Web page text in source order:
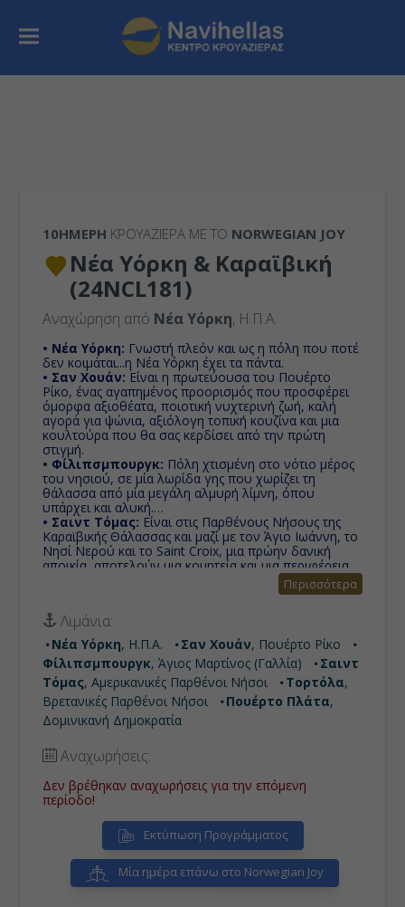
10ΉΜΕΡΗ ΚΡΟΥΑΖΙΕΡΑ ΜΕ ΤΟ NORWEGIAN JOY
Νέα Υόρκη & Καραϊβική
(24NCL181)
Αναχώρηση από Νέα Υόρκη, Η.Π.Α.
• Νέα Υόρκη: Γνωστή πλεόν και ως η πόλη που ποτέ
δεν κοιμάται...η Νέα Υόρκη έχει τα πάντα.
• Σαν Χουάν: Είναι η πρωτεύουσα του Πουέρτο
Ρίκο, ένας αγαπημένος προορισμός που προσφέρει
όμορφα αξιοθέατα, ποιοτική νυχτερινή ζωή, καλή
αγορά για ψώνια, αξιόλογη τοπική κουζίνα και μια
κουλτούρα που θα σας κερδίσει από την πρώτη
στιγμή.
• Φίλιπσμπουργκ: Πόλη χτισμένη στο νότιο μέρος
του νησιού, σε μία λωρίδα γης που χωρίζει τη
θάλασσα από μία μεγάλη αλμυρή λίμνη, όπου
υπάρχει και αλυκή.
• Σαιντ Τόμας: Είναι στις Παρθένους Νήσους της
Καραϊβικής Θάλασσας και μαζί με τον Άγιο Ιωάννη, το
Νησί Νερού και το Saint Croix, μια πρώην δανική
αποικία, αποτελούν μια κομητεία και μια περιφέρεια
των αμερικανικών Παρθένων Νήσων μια μη
καταχωρημένη στην επικράτεια Ηνωμένων Πολιτειών.
• Τορτόλα:
πυκνοκατοικημένη από τις Βρετανικές Παρθένες
Νήσους. Τοπική παράδοση αφηγείται οτι ο
Χριστόφορος Κολόμβος ονόμασε το νησί Tortola,
που σημαίνει «τρυγόνι» στα ισπανικά.
• Πουέρτο Πλάτα:Βρίσκεται βόρεια της Δομινικανής
Δημοκρατίας. Είναι η βορειότερη επαρχία της
Δομινικανής Δημοκρατίας και ένα μέρος του βρίσκεται
στους πρόποδες της βόρειας οροσειράς. Είναι τόπος
χάρη στις καλές του παραλίες.
Περισσότερα
Λιμάνια:
Νέα Υόρκη, Η.Π.Α. Σαν Χουάν, Πουέρτο Ρίκο
Φίλιπσμπουργκ, Άγιος Μαρτίνος (Γαλλία)
Σαιντ
Τόμας, Αμερικανικές Παρθένοι Νήσοι Τορτόλα,
Βρετανικές Παρθένοι Νήσοι
Πουέρτο Πλάτα,
Δομινικανή Δημοκρατία
Αναχωρήσεις:
Δεν βρέθηκαν αναχωρήσεις για την επόμενη
περίοδο!
Εκτύπωση Προγράμματος
Μία ημέρα επάνω στο Norwegian Joy